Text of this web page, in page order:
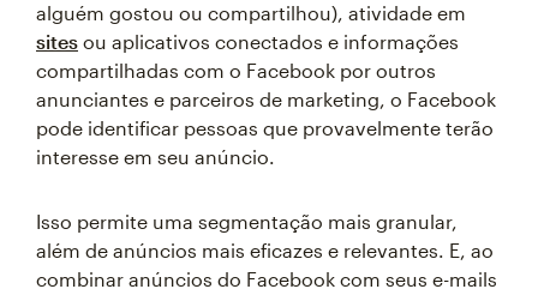
alguém gostou ou compartilhou), atividade em
sites ou aplicativos conectados e informações
compartilhadas com o Facebook por outros
anunciantes e parceiros de marketing, o Facebook
pode identificar pessoas que provavelmente terão
interesse em seu anúncio.
Isso permite uma segmentação mais granular,
além de anúncios mais eficazes e relevantes. E, ao
combinar anúncios do Facebook com seus e-mails